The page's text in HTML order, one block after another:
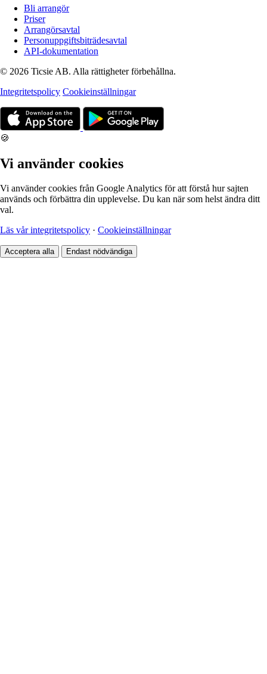
Bli arrangör
Priser
Arrangörsavtal
Personuppgiftsbiträdesavtal
API-dokumentation
© 2026 Ticsie AB. Alla rättigheter förbehållna.
Integritetspolicy Cookieinställningar
🍪
Vi använder cookies
Vi använder cookies från Google Analytics för att förstå hur sajten
används och förbättra din upplevelse. Du kan när som helst ändra ditt
val.
Läs vår integritetspolicy · Cookieinställningar
Acceptera alla Endast nödvändiga